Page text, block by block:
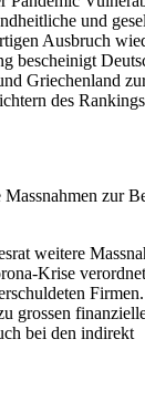
und
Ausbruch
bescheinigt
Griechenland
des
zur
weitere
Krise
grossen
bei den indirekt